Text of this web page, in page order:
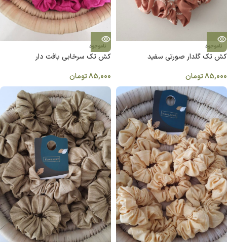
ناموجود
کش تک گلدار صورتی سفید
85,000تومان
ناموجود
کش تک سرخابی بافت دار
85,000تومان